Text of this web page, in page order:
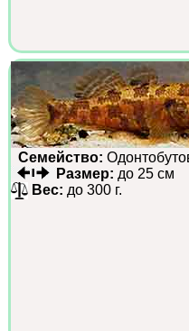
Семейство:
Размер: до 25 см
Вес: до 300 г.